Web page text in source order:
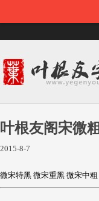
叶根友阁宋微粗
2015-8-7
微宋特黑 微宋重黑 微宋中粗